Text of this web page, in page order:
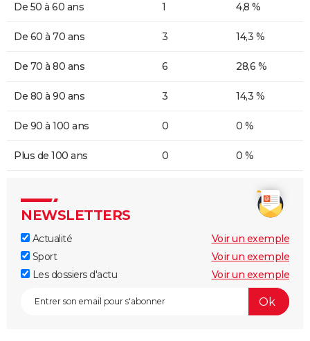
De 50 à 60 ans 1 4,8 %
De 60 à 70 ans 3 14,3 %
De 70 à 80 ans 6 28,6 %
De 80 à 90 ans 3 14,3 %
De 90 à 100 ans 0 0 %
Plus de 100 ans 0 0 %
NEWSLETTERS
Actualité
Voir un exemple
Sport
Voir un exemple
Les dossiers d'actu
Voir un exemple